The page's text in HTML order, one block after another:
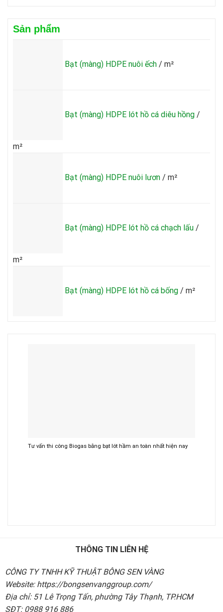
Sản phẩm
Bạt (màng) HDPE nuôi ếch / m²
Bạt (màng) HDPE lót hồ cá diêu hồng /
m²
Bạt (màng) HDPE nuôi lươn / m²
Bạt (màng) HDPE lót hồ cá chạch lấu /
m²
Bạt (màng) HDPE lót hồ cá bống / m²
Tư vấn thi công Biogas bằng bạt lót hầm an toàn nhất hiện nay
THÔNG TIN LIÊN HỆ
CÔNG TY TNHH KỸ THUẬT BÔNG SEN VÀNG
Website: https://bongsenvanggroup.com/
Địa chỉ: 51 Lê Trọng Tấn, phường Tây Thạnh, TP.HCM
SĐT: 0988 916 886